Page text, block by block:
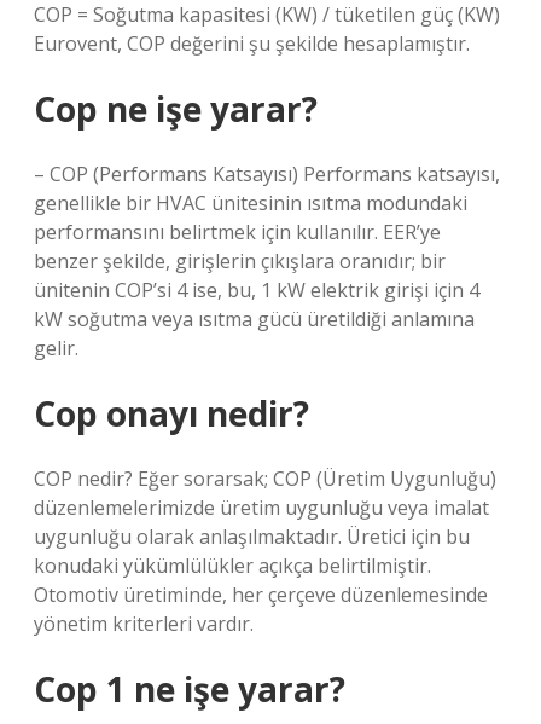
COP = Soğutma kapasitesi (KW) / tüketilen güç (KW)
Eurovent, COP değerini şu şekilde hesaplamıştır.
Cop ne işe yarar?
– COP (Performans Katsayısı) Performans katsayısı,
genellikle bir HVAC ünitesinin ısıtma modundaki
performansını belirtmek için kullanılır. EER’ye
benzer şekilde, girişlerin çıkışlara oranıdır; bir
ünitenin COP’si 4 ise, bu, 1 kW elektrik girişi için 4
kW soğutma veya ısıtma gücü üretildiği anlamına
gelir.
Cop onayı nedir?
COP nedir? Eğer sorarsak; COP (Üretim Uygunluğu)
düzenlemelerimizde üretim uygunluğu veya imalat
uygunluğu olarak anlaşılmaktadır. Üretici için bu
konudaki yükümlülükler açıkça belirtilmiştir.
Otomotiv üretiminde, her çerçeve düzenlemesinde
yönetim kriterleri vardır.
Cop 1 ne işe yarar?